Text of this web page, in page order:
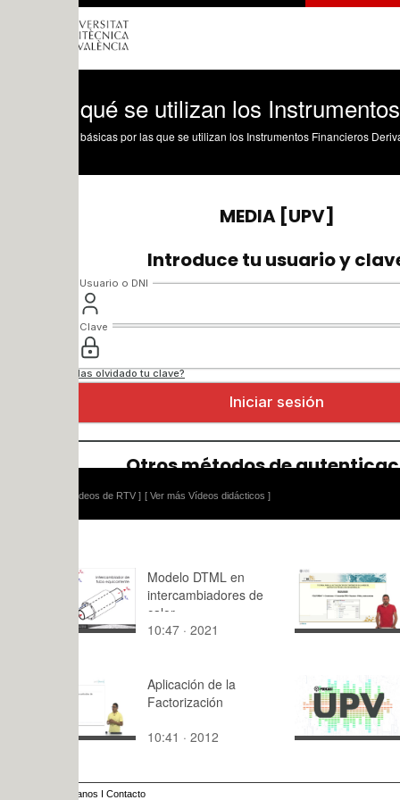
se utilizan los Instrumentos
[ Ver más Vídeos didácticos ]
Modelo DTML en
intercambiadores de
calor
10:47 · 2021
Tutorial
del
5:19 · 2014
Aplicación de la
Factorización
10:41 · 2012
Principios
Principios
11:54 ·